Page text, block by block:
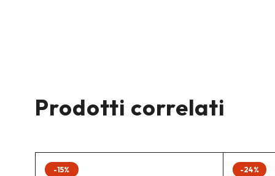
Prodotti correlati
-15% -24%